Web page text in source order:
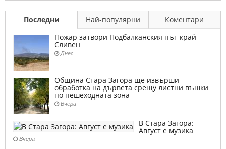
Последни Най-популярни
Коментари
Пожар затвори Подбалканския път край
Сливен
Днес
Община Стара Загора ще извърши
обработка на дървета срещу листни въшки
по пешеходната зона
Вчера
В Стара Загора:
Август е музика
Вчера